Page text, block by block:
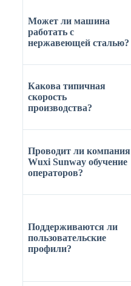
Может ли машина
работать с
нержавеющей сталью?
Какова типичная
скорость
производства?
Проводит ли компания
Wuxi Sunway обучение
операторов?
Поддерживаются ли
пользовательские
профили?